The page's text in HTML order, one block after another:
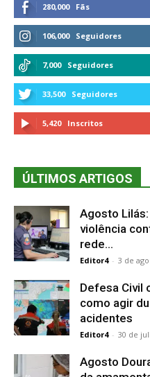
280,000 Fãs
106,000 Seguidores
7,000 Seguidores
33,500 Seguidores
5,420 Inscritos
ÚLTIMOS ARTIGOS
Agosto
violência
rede...
Editor4 - 3 de
Defesa Civil
como agir
acidentes
Editor4 - 30 de
Agosto